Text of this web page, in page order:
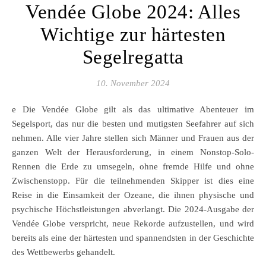
Vendée Globe 2024: Alles
Wichtige zur härtesten
Segelregatta
10. November 2024
e Die Vendée Globe gilt als das ultimative Abenteuer im
Segelsport, das nur die besten und mutigsten Seefahrer auf sich
nehmen. Alle vier Jahre stellen sich Männer und Frauen aus der
ganzen Welt der Herausforderung, in einem Nonstop-Solo-
Rennen die Erde zu umsegeln, ohne fremde Hilfe und ohne
Zwischenstopp. Für die teilnehmenden Skipper ist dies eine
Reise in die Einsamkeit der Ozeane, die ihnen physische und
psychische Höchstleistungen abverlangt. Die 2024-Ausgabe der
Vendée Globe verspricht, neue Rekorde aufzustellen, und wird
bereits als eine der härtesten und spannendsten in der Geschichte
des Wettbewerbs gehandelt.